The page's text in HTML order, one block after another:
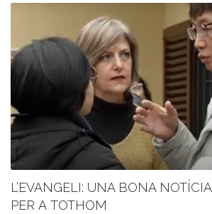
L’EVANGELI: UNA BONA NOTÍCIA
PER A TOTHOM